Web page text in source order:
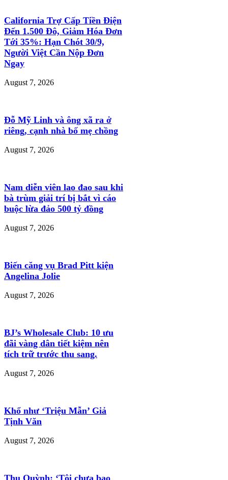
California Trợ Cấp Tiền Điện
Đến 1.500 Đô, Giảm Hóa Đơn
Tới 35%: Hạn Chót 30/9,
Người Việt Cần Nộp Đơn
Ngay
August 7, 2026
Đỗ Mỹ Linh và ông xã ra ở
riêng, cạnh nhà bố mẹ chồng
August 7, 2026
Nam diễn viên lao đao sau khi
bà trùm giải trí bị bắt vì cáo
buộc lừa đảo 500 tỷ đồng
August 7, 2026
Biến căng vụ Brad Pitt kiện
Angelina Jolie
August 7, 2026
BJ’s Wholesale Club: 10 ưu
đãi vàng dân tiết kiệm nên
tích trữ trước thu sang.
August 7, 2026
Khổ như ‘Triệu Mẫn’ Giả
Tịnh Văn
August 7, 2026
Thu Quỳnh: ‘Tôi chưa bao